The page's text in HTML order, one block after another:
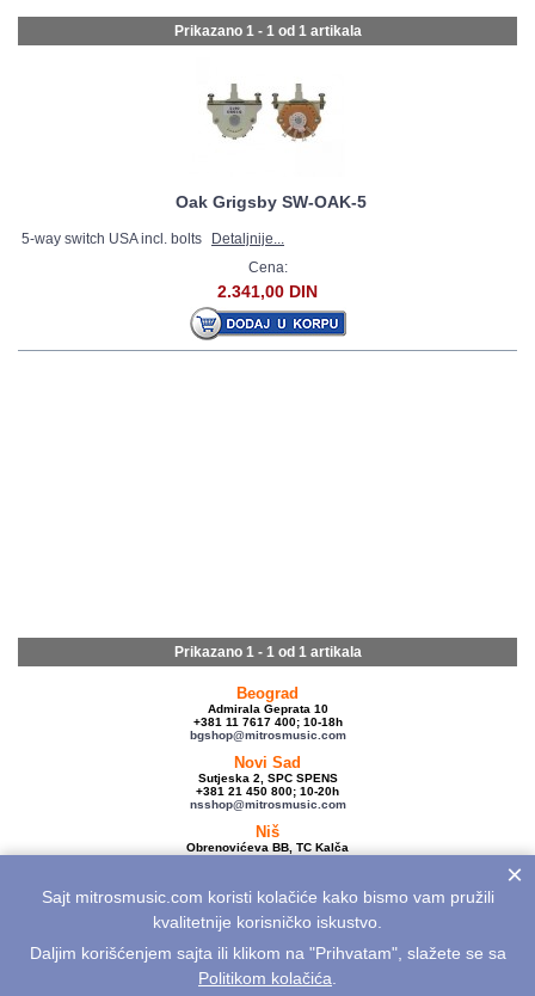
Prikazano 1 - 1 od 1 artikala
Oak Grigsby SW-OAK-5
5-way switch USA incl. bolts
Detaljnije...
Cena:
2.341,00 DIN
Prikazano 1 - 1 od 1 artikala
Beograd
Admirala Geprata 10
+381 11 7617 400; 10-18h
bgshop@mitrosmusic.com
Novi Sad
Sutjeska 2, SPC SPENS
+381 21 450 800; 10-20h
nsshop@mitrosmusic.com
Niš
Obrenovićeva BB, TC Kalča
Veleprodaja
Admirala Geprata 10,
Beograd
info@mitrosmusic.com
×
Sajt mitrosmusic.com koristi kolačiće kako bismo vam pružili
kvalitetnije korisničko iskustvo.
Daljim korišćenjem sajta ili klikom na "Prihvatam", slažete se sa
Politikom kolačića